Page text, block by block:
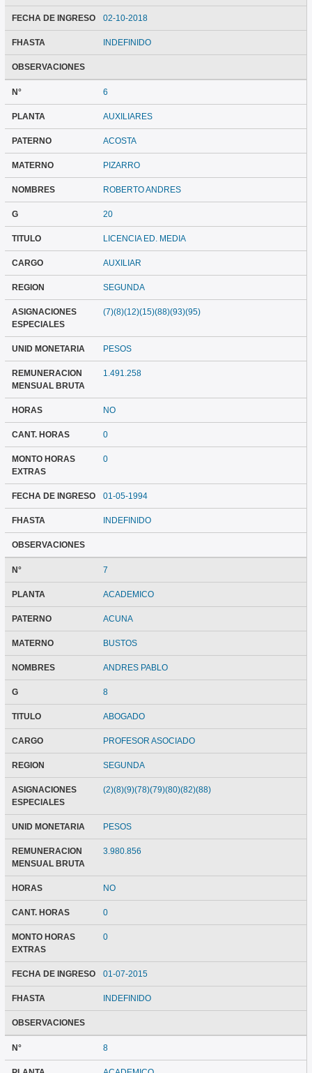
FECHA DE INGRESO 02-10-2018
FHASTA INDEFINIDO
OBSERVACIONES
N° 6
PLANTA AUXILIARES
PATERNO ACOSTA
MATERNO PIZARRO
NOMBRES ROBERTO ANDRES
G 20
TITULO LICENCIA ED. MEDIA
CARGO AUXILIAR
REGION SEGUNDA
ASIGNACIONES
ESPECIALES
(7)(8)(12)(15)(88)(93)(95)
UNID MONETARIA PESOS
REMUNERACION
MENSUAL BRUTA
1.491.258
HORAS NO
CANT. HORAS 0
MONTO HORAS
EXTRAS
0
FECHA DE INGRESO 01-05-1994
FHASTA INDEFINIDO
OBSERVACIONES
N° 7
PLANTA ACADEMICO
PATERNO ACUNA
MATERNO BUSTOS
NOMBRES ANDRES PABLO
G 8
TITULO ABOGADO
CARGO PROFESOR ASOCIADO
REGION SEGUNDA
ASIGNACIONES
ESPECIALES
(2)(8)(9)(78)(79)(80)(82)(88)
UNID MONETARIA PESOS
REMUNERACION
MENSUAL BRUTA
3.980.856
HORAS NO
CANT. HORAS 0
MONTO HORAS
EXTRAS
0
FECHA DE INGRESO 01-07-2015
FHASTA INDEFINIDO
OBSERVACIONES
N° 8